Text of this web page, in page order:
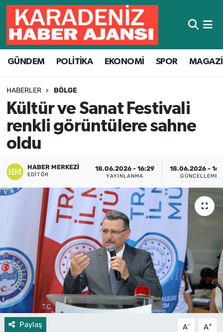
GÜNDEM POLİTİKA EKONOMİ SPOR
HABERLER BÖLGE
Kültür ve Sanat Festivali
renkli görüntülere sahne
oldu
HABER MERKEZI
EDITÖR
18.06.2026 - 16:29
YAYINLANMA
18.06.2026 -
GÜNCELLEME
Paylaş A- A+
Hava Durumu
Trafik Durumu
Süper Lig Puan Durumu ve Fikstür
Tüm Manşetler
Son Dakika Haberleri
Haber Arşivi